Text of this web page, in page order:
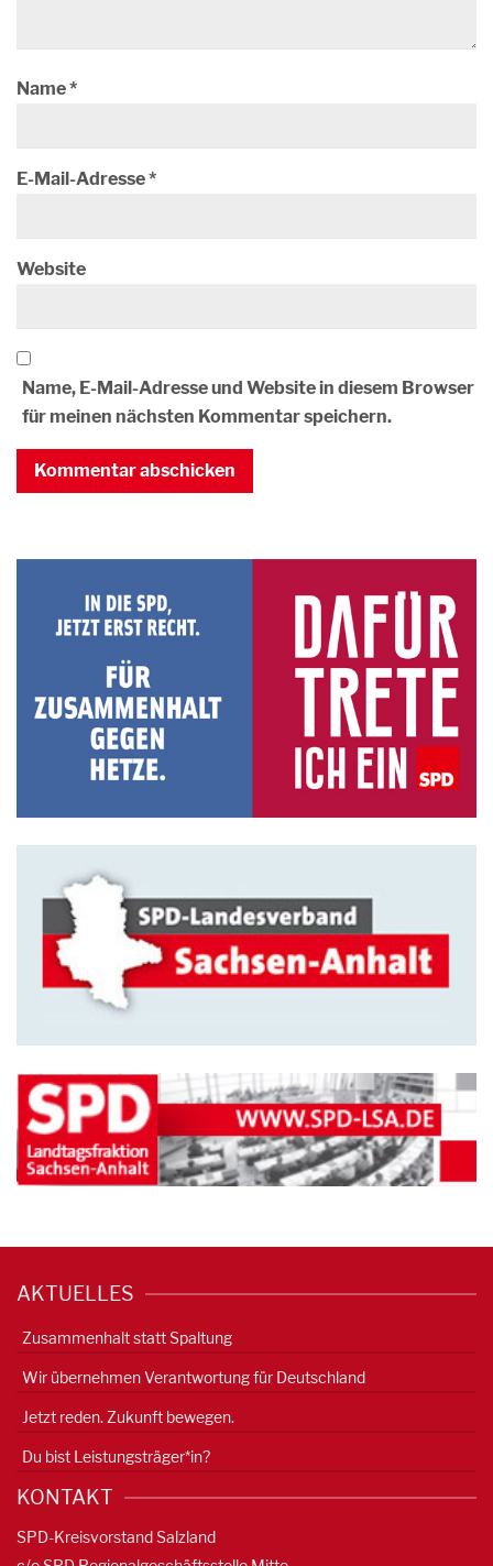
Name*
E-Mail-Adresse*
Website
Name, E-Mail-Adresse und Website in diesem Browser
für meinen nächsten Kommentar speichern.
AKTUELLES
Zusammenhalt statt Spaltung
Wir übernehmen Verantwortung für Deutschland
Jetzt reden. Zukunft bewegen.
Du bist Leistungsträger*in?
KONTAKT
SPD-Kreisvorstand Salzland